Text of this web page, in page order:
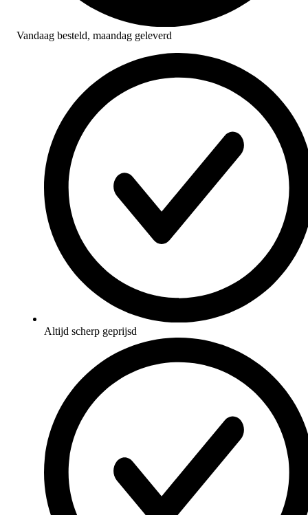
Vandaag besteld, maandag geleverd
Altijd scherp geprijsd